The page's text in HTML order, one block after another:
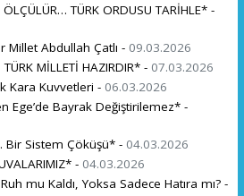
TÜRK ORDUSU TARİHLE* -
Abdullah Çatlı - 09.03.2026
TÜRK MİLLETİ HAZIRDIR* - 07.03.2026
Kara Kuvvetleri - 06.03.2026
Ege’de Bayrak Değiştirilemez* -
Sistem Çöküşü* - 04.03.2026
- 04.03.2026
mu Kaldı, Yoksa Sadece Hatıra mı? -